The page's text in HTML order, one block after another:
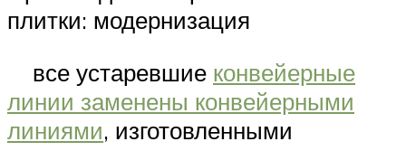
плитки: модернизация
все устаревшие конвейерные
линии заменены конвейерными
линиями, изготовленными